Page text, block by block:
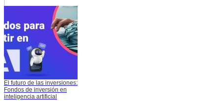
El futuro de las inversiones:
Fondos de inversión en
inteligencia artificial